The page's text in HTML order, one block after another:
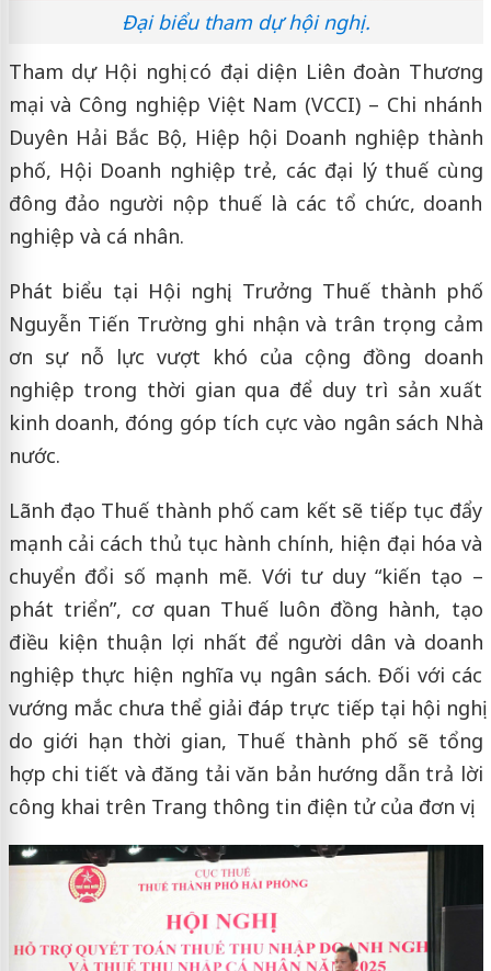
Đại biểu tham dự hội nghị.
Tham dự Hội nghị có đại diện Liên đoàn Thương
mại và Công nghiệp Việt Nam (VCCI) – Chi nhánh
Duyên Hải Bắc Bộ, Hiệp hội Doanh nghiệp thành
phố, Hội Doanh nghiệp trẻ, các đại lý thuế cùng
đông đảo người nộp thuế là các tổ chức, doanh
nghiệp và cá nhân.
Phát biểu tại Hội nghị, Trưởng Thuế thành phố
Nguyễn Tiến Trường ghi nhận và trân trọng cảm
ơn sự nỗ lực vượt khó của cộng đồng doanh
nghiệp trong thời gian qua để duy trì sản xuất
kinh doanh, đóng góp tích cực vào ngân sách Nhà
nước.
Lãnh đạo Thuế thành phố cam kết sẽ tiếp tục đẩy
mạnh cải cách thủ tục hành chính, hiện đại hóa và
chuyển đổi số mạnh mẽ. Với tư duy “kiến tạo –
phát triển”, cơ quan Thuế luôn đồng hành, tạo
điều kiện thuận lợi nhất để người dân và doanh
nghiệp thực hiện nghĩa vụ ngân sách. Đối với các
vướng mắc chưa thể giải đáp trực tiếp tại hội nghị
do giới hạn thời gian, Thuế thành phố sẽ tổng
hợp chi tiết và đăng tải văn bản hướng dẫn trả lời
công khai trên Trang thông tin điện tử của đơn vị.